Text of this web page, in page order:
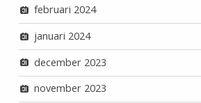
februari 2024
januari 2024
december 2023
november 2023